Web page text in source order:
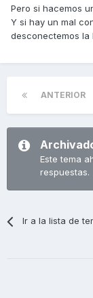
Pero si hacemos
Y si hay un mal
desconectemos la
ANTERIOR
Este tema
respuestas.
Ir a la lista de